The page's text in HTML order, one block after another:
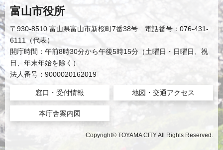
富山市役所
〒930-8510 富山県富山市新桜町7番38号 電話番号：076-431-
6111（代表）
開庁時間：午前8時30分から午後5時15分（土曜日・日曜日、祝
日、年末年始を除く）
法人番号：9000020162019
窓口・受付情報 地図・交通アクセス
本庁舎案内図
Copyright© TOYAMA CITY All Rights Reserved.